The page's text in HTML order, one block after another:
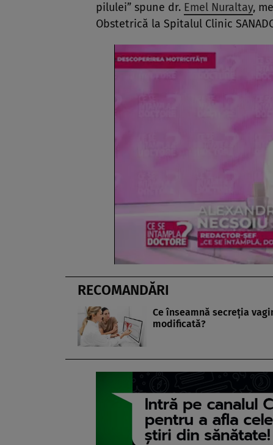
pilulei” spune dr. Emel Nuraltay,
Obstetrică la Spitalul Clinic
RECOMANDĂRI
Ce înseamnă secreția
modificată?